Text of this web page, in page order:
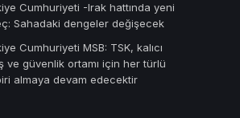
Cumhuriyeti -Irak hattında yeni
Sahadaki dengeler değişecek
Cumhuriyeti MSB: TSK, kalıcı
ve güvenlik ortamı için her türlü
almaya devam edecektir